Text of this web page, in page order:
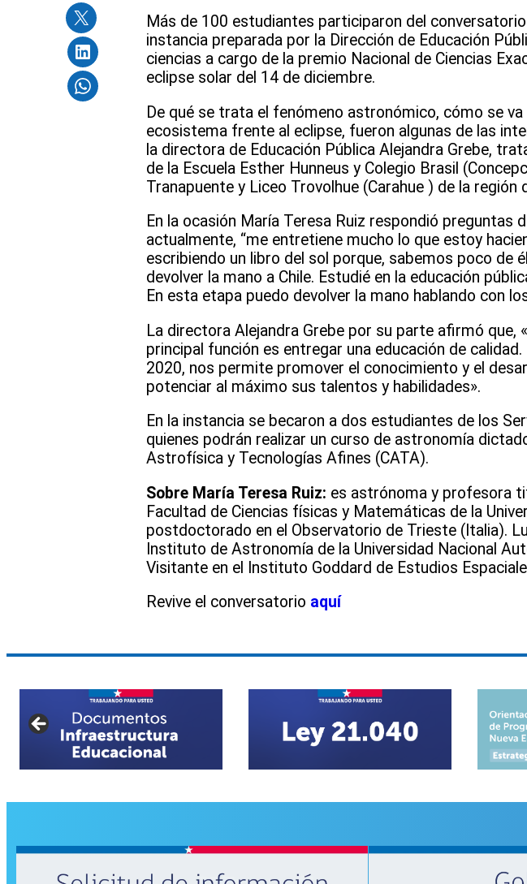
Más de 100 estudiantes participaron del conversatorio
instancia preparada por la Dirección de Educación
ciencias a cargo de la premio Nacional de Ciencias
eclipse solar del 14 de diciembre.
De qué se trata el fenómeno astronómico, cómo se
ecosistema frente al eclipse, fueron algunas de las
la directora de Educación Pública Alejandra Grebe,
de la Escuela Esther Hunneus y Colegio Brasil
Tranapuente y Liceo Trovolhue (Carahue ) de la región
En la ocasión María Teresa Ruiz respondió preguntas
actualmente, “me entretiene mucho lo que estoy
escribiendo un libro del sol porque, sabemos poco de
devolver la mano a Chile. Estudié en la educación
En esta etapa puedo devolver la mano hablando con
La directora Alejandra Grebe por su parte afirmó que,
principal función es entregar una educación de
2020, nos permite promover el conocimiento y el
potenciar al máximo sus talentos y habilidades».
En la instancia se becaron a dos estudiantes de los
quienes podrán realizar un curso de astronomía
Astrofísica y Tecnologías Afines (CATA).
Sobre María Teresa Ruiz: es astrónoma y profesora
Facultad de Ciencias físicas y Matemáticas de la
postdoctorado en el Observatorio de Trieste (Italia).
Instituto de Astronomía de la Universidad Nacional
Visitante en el Instituto Goddard de Estudios
Revive el conversatorio aquí